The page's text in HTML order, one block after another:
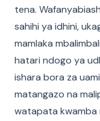
tena.
sahihi ya idhini,
mamlaka
hatari ndogo ya
ishara bora za
matangazo na
watapata kwamba